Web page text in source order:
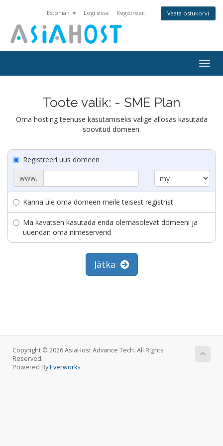
Estonian Logi sisse Registreeri Vaata ostukorvi
Toote valik: - SME Plan
Oma hosting teenuse kasutamiseks valige allosas kasutada
soovitud domeen.
Registreeri uus domeen
www.
Kanna üle oma domeen meile teisest registrist
Ma kavatsen kasutada enda olemasolevat domeeni ja
uuendan oma nimeserverid
Jätka
Copyright © 2026 AsiaHost Advance Tech. All Rights
Reserved.
Powered ByEverworks